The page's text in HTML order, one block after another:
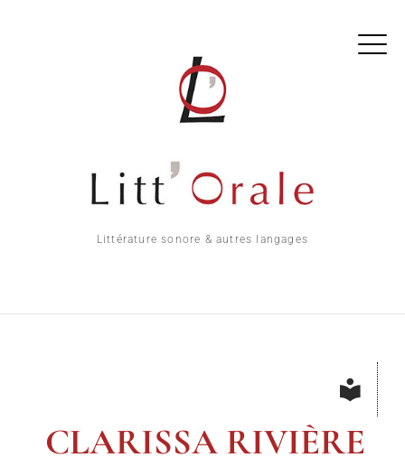
Littérature sonore & autres langages
CLARISSA RIVIÈRE